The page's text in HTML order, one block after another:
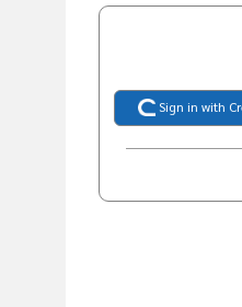
Sign in with